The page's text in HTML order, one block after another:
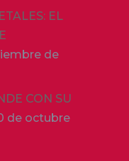
EL
de
CON SU
de octubre